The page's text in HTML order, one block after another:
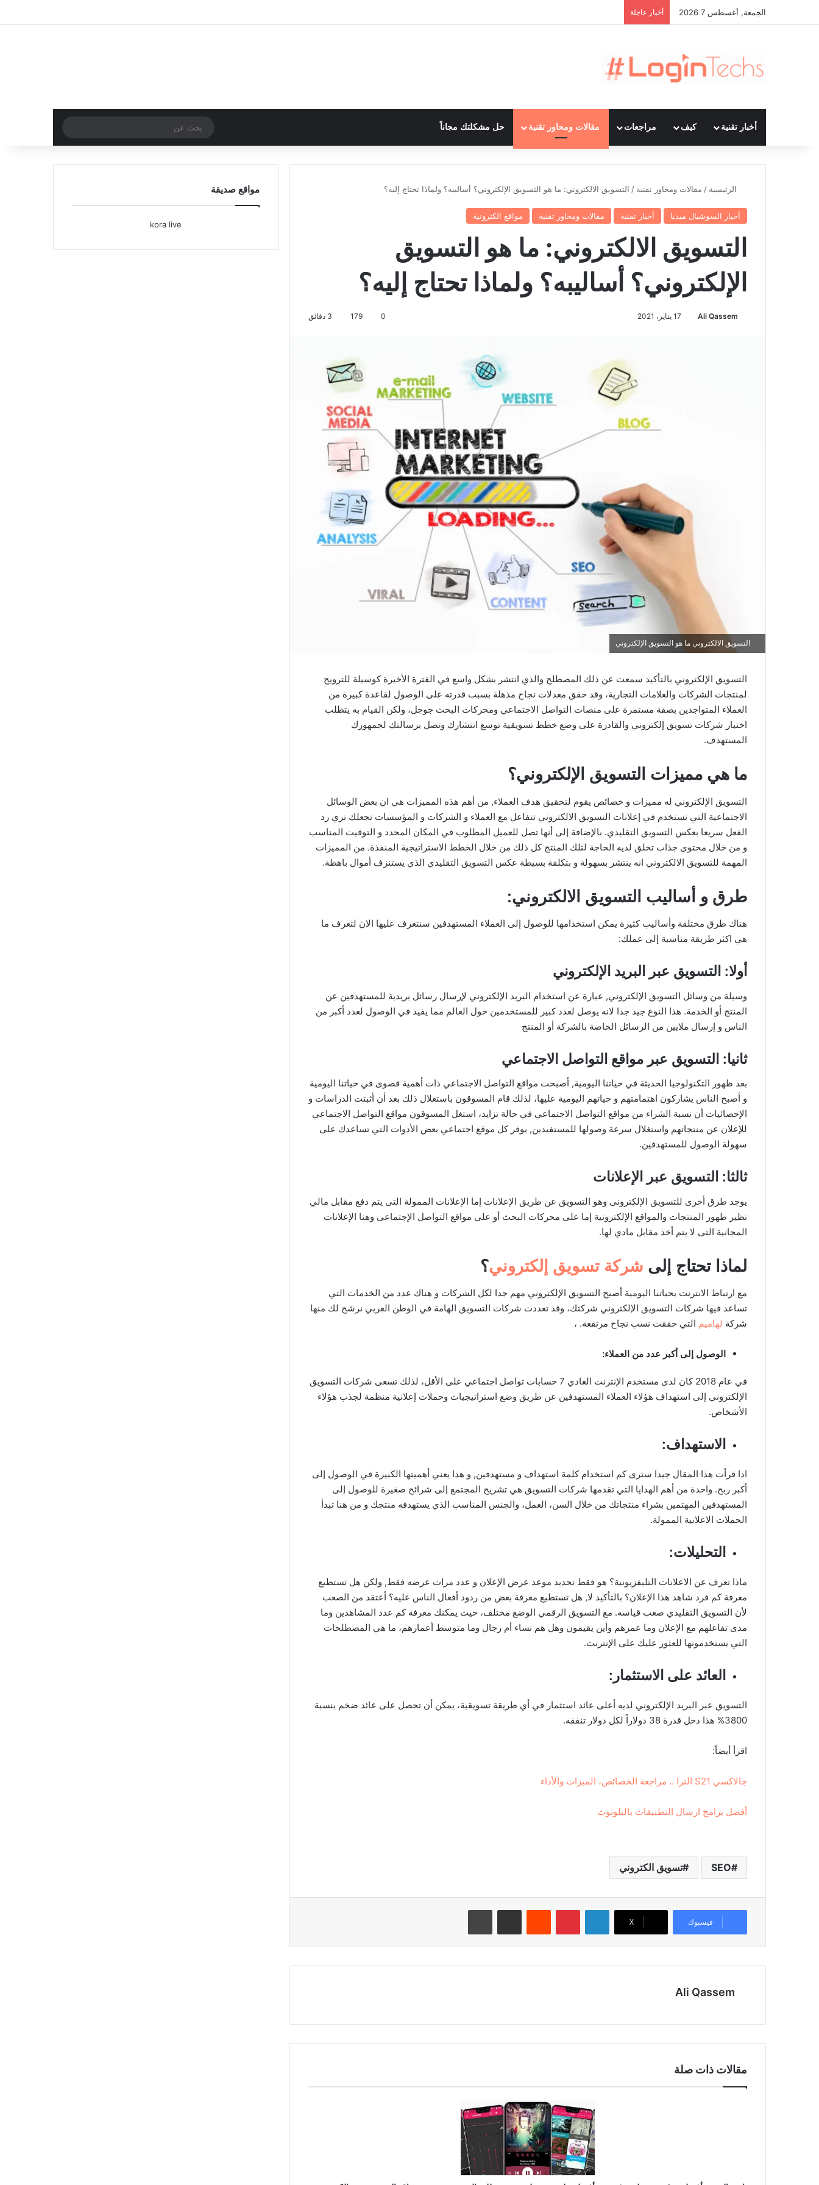
الجمعة, أغسطس 7 2026 أخبار عاجلة
أخبار تقنية كيف مراجعات مقالات ومحاور تقنية حل مشكلتك مجاناً
عن
الرئيسية / مقالات ومحاور تقنية / التسويق الالكتروني: ما هو التسويق الإلكتروني؟ أساليبه؟ ولماذا تحتاج إليه؟
أخبار السوشيال ميديا أخبار تقنية مقالات ومحاور تقنية مواقع الكترونية
التسويق الالكتروني: ما هو التسويق
الإلكتروني؟ أساليبه؟ ولماذا تحتاج إليه؟
Ali Qassem 17 يناير، 2021 0
179
التسويق الالكتروني ما هو التسويق الإلكتروني
التسويق الإلكتروني بالتأكيد سمعت عن ذلك المصطلح والذي انتشر بشكل واسع في الفترة الأخيرة كوسيلة للترويج
لمنتجات الشركات والعلامات التجارية، وقد حقق معدلات نجاح مذهلة بسبب قدرته على الوصول لقاعدة كبيرة من
العملاء المتواجدين بصفة مستمرة على منصات التواصل الاجتماعي ومحركات البحث جوجل، ولكن القيام به يتطلب
اختيار شركات تسويق إلكتروني والقادرة على وضع خطط تسويقية توسع انتشارك وتصل برسالتك لجمهورك
المستهدف.
ما هي مميزات التسويق الإلكتروني؟
التسويق الإلكتروني له مميزات و خصائص يقوم لتحقيق هدف العملاء, من أهم هذه المميزات هي ان بعض الوسائل
الاجتماعية التي تستخدم في إعلانات التسويق الالكتروني تتفاعل مع العملاء و الشركات و المؤسسات تجعلك تري رد
الفعل سريعا بعكس التسويق التقليدي. بالإضافة إلى أنها تصل للعميل المطلوب في المكان المحدد و التوقيت المناسب
و من خلال محتوى جذاب تخلق لديه الحاجة لتلك المنتج كل ذلك من خلال الخطط الاستراتيجية المنفذة. من المميزات
المهمة للتسويق الالكتروني انه ينتشر بسهولة و بتكلفة بسيطة عكس التسويق التقليدي الذي يستنزف أموال باهظة.
طرق و أساليب التسويق الالكتروني:
هناك طرق مختلفة وأساليب كثيرة يمكن استخدامها للوصول إلى العملاء المستهدفين سنتعرف عليها الان لتعرف ما
هي اكثر طريقة مناسبة إلى عملك:
أولا: التسويق عبر البريد الإلكتروني
وسيلة من وسائل التسويق الإلكتروني, عبارة عن استخدام البريد الإلكتروني لإرسال رسائل بريدية للمستهدفين عن
المنتج أو الخدمة. هذا النوع جيد جدا لانه يوصل لعدد كبير للمستخدمين حول العالم مما يفيد في الوصول لعدد أكبر من
الناس و إرسال ملايين من الرسائل الخاصة بالشركة أو المنتج
ثانيا: التسويق عبر مواقع التواصل الاجتماعي
بعد ظهور التكنولوجيا الحديثة في حياتنا اليومية, أصبحت مواقع التواصل الاجتماعي ذات أهمية قصوى في حياتنا اليومية
و أصبح الناس يشاركون اهتمامتهم و حياتهم اليومية عليها، لذلك قام المسوقون باستغلال ذلك بعد أن أثبتت الدراسات و
الإحصائيات أن نسبة الشراء من مواقع التواصل الاجتماعي في حالة تزايد، استغل المسوقون مواقع التواصل الاجتماعي
للإعلان عن منتجاتهم واستغلال سرعة وصولها للمستفيدين, يوفر كل موقع اجتماعي بعض الأدوات التي تساعدك على
سهولة الوصول للمستهدفين.
ثالثا: التسويق عبر الإعلانات
يوجد طرق أخرى للتسويق الإلكترونى وهو التسويق عن طريق الإعلانات إما الإعلانات الممولة التى يتم دفع مقابل مالي
نظير ظهور المنتجات والمواقع الإلكترونية إما على محركات البحث أو على مواقع التواصل الإجتماعى وهنا الإعلانات
المجانية التى لا يتم أخذ مقابل مادي لها.
لماذا تحتاج إلى شركة تسويق إلكتروني؟
مع ارتباط الانترنت بحياتنا اليومية أصبح التسويق الإلكتروني مهم جدا لكل الشركات و هناك عدد من الخدمات التي
تساعد فيها شركات التسويق الإلكتروني شركتك، وقد تعددت شركات التسويق الهامة في الوطن العربي نرشح لك منها
شركة لهاميم التي حققت نسب نجاح مرتفعة. ،
الوصول إلى أكبر عدد من العملاء:
في عام 2018 كان لدى مستخدم الإنترنت العادي 7 حسابات تواصل اجتماعي على الأقل، لذلك تسعى شركات التسويق
الإلكتروني إلى استهداف هؤلاء العملاء المستهدفين عن طريق وضع استراتيجيات وحملات إعلانية منظمة لجذب هؤلاء
الأشخاص.
الاستهداف:
اذا قرأت هذا المقال جيدا سترى كم استخدام كلمة استهداف و مستهدفين, و هذا يعني أهميتها الكبيرة في الوصول إلى
أكبر ربح. واحدة من أهم الهدايا التي تقدمها شركات التسويق هي تشريح المجتمع إلى شرائح صغيرة للوصول إلى
المستهدفين المهتمين بشراء منتجاتك من خلال السن، العمل، والجنس المناسب الذي يستهدفه منتجك و من هنا تبدأ
الحملات الاعلانية الممولة.
التحليلات:
ماذا تعرف عن الاعلانات التليفزيونية؟ هو فقط تحديد موعد عرض الإعلان و عدد مرات عرضه فقط, ولكن هل تستطيع
معرفة كم فرد شاهد هذا الإعلان؟ بالتأكيد لا, هل تستطيع معرفة بعض من ردود أفعال الناس عليه؟ أعتقد من الصعب
لأن التسويق التقليدي صعب قياسه. مع التسويق الرقمي الوضع مختلف، حيث يمكنك معرفة كم عدد المشاهدين وما
مدى تفاعلهم مع الإعلان وما عمرهم وأين يقيمون وهل هم نساء أم رجال وما متوسط أعمارهم، ما هي المصطلحات
التي يستخدمونها للعثور عليك على الإنترنت.
العائد على الاستثمار:
التسويق عبر البريد الإلكتروني لديه أعلى عائد استثمار في أي طريقة تسويقية، يمكن أن تحصل على عائد ضخم بنسبة
3800% هذا دخل قدرة 38 دولاراً لكل دولار تنفقه.
اقرأ أيضاً:
جالاكسي S21 الترا .. مراجعة الخصائص، الميزات والأداء
أفضل برامج ارسال التطبيقات بالبلوتوث
SEO تسويق الكتروني
فيسبوك ‫X
لينكدإن بينتيريست
Ali Qassem
مقالات ذات صلة
مواقع صديقة
kora live